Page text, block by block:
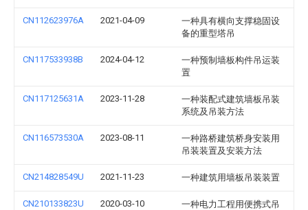
CN112623976A 2021-04-09
一种具有横向支撑稳固设
备的重型塔吊
CN117533938B 2024-04-12
一种预制墙板构件吊运装
置
CN117125631A 2023-11-28
一种装配式建筑墙板吊装
系统及吊装方法
CN116573530A 2023-08-11
一种路桥建筑桥身安装用
吊装装置及安装方法
CN214828549U 2021-11-23 一种建筑用墙板吊装装置
CN210133823U 2020-03-10
一种电力工程用便携式吊